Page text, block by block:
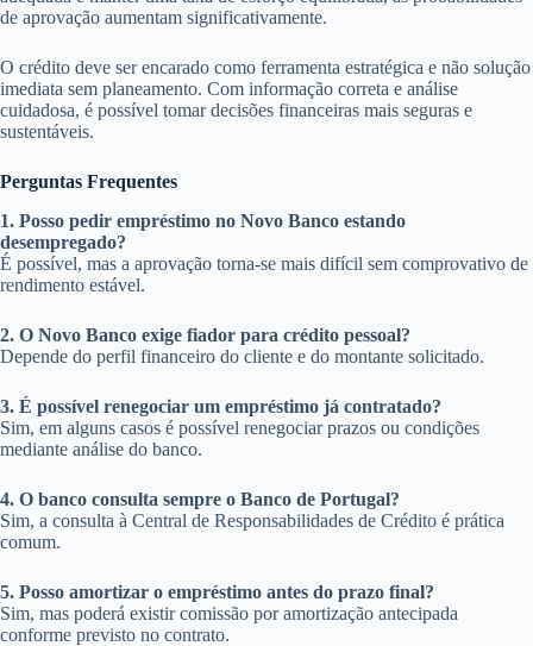
de aprovação aumentam significativamente.
O crédito deve ser encarado como ferramenta estratégica e não solução
imediata sem planeamento. Com informação correta e análise
cuidadosa, é possível tomar decisões financeiras mais seguras e
sustentáveis.
Perguntas Frequentes
1. Posso pedir empréstimo no Novo Banco estando
desempregado?
É possível, mas a aprovação torna-se mais difícil sem comprovativo de
rendimento estável.
2. O Novo Banco exige fiador para crédito pessoal?
Depende do perfil financeiro do cliente e do montante solicitado.
3. É possível renegociar um empréstimo já contratado?
Sim, em alguns casos é possível renegociar prazos ou condições
mediante análise do banco.
4. O banco consulta sempre o Banco de Portugal?
Sim, a consulta à Central de Responsabilidades de Crédito é prática
comum.
5. Posso amortizar o empréstimo antes do prazo final?
Sim, mas poderá existir comissão por amortização antecipada
conforme previsto no contrato.